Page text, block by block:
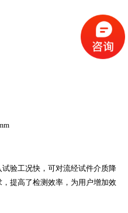
验工况快，可对流经试件介质降
提高了检测效率，为用户增加效